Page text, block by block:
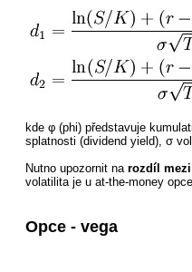
kde φ (phi) představuje
splatnosti (dividend yield), σ
Nutno upozornit narozdíl
volatilita je u at-the-money
Opce - vega